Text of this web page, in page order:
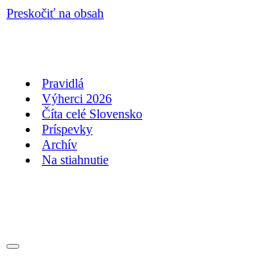
Preskočiť na obsah
Pravidlá
Výherci 2026
Číta celé Slovensko
Príspevky
Archív
Na stiahnutie
Menu